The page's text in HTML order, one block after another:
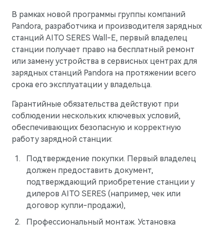
M7 Представительский кроссовер
AITO
Коллекция
Технические аксессуары
Колеса в сборе
Телематические системы
Системы зарядки
ПАРТНЕРЫ
МТС
В рамках новой программы группы компаний
Pandora, разработчика и производителя зарядных
станций AITO SERES Wall-E, первый владелец
станции получает право на бесплатный ремонт
или замену устройства в сервисных центрах для
зарядных станций Pandora на протяжении всего
срока его эксплуатации у владельца.
Гарантийные обязательства действуют при
соблюдении нескольких ключевых условий,
обеспечивающих безопасную и корректную
работу зарядной станции:
Подтверждение покупки. Первый владелец
должен предоставить документ,
подтверждающий приобретение станции у
дилеров AITO SERES (например, чек или
договор купли-продажи),
Профессиональный монтаж. Установка